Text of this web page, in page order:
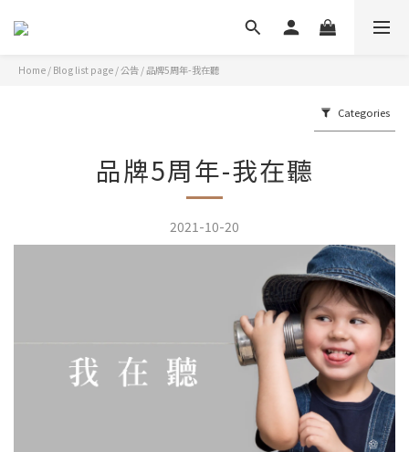
Home / Blog list page /公告 /品牌5周年-我在聽
Categories
品牌5周年-我在聽
2021-10-20